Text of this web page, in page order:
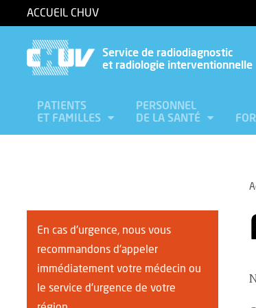
ACCUEIL CHUV
Service de radiodiagnostic
et radiologie interventionnelle
PATIENTS
ET FAMILLES
PERSONNEL
DE LA SANTÉ
En cas d'urgence, nous vous
recommandons d'appeler
immédiatement votre médecin ou
le service d'urgence de votre